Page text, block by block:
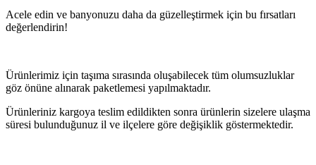
Acele edin ve banyonuzu daha da güzelleştirmek için bu fırsatları
değerlendirin!
Ürünlerimiz için taşıma sırasında oluşabilecek tüm olumsuzluklar
göz önüne alınarak paketlemesi yapılmaktadır.
Ürünleriniz kargoya teslim edildikten sonra ürünlerin sizelere ulaşma
süresi bulunduğunuz il ve ilçelere göre değişiklik göstermektedir.